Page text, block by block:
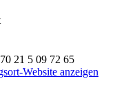
21 5 09 72 65
Website anzeigen